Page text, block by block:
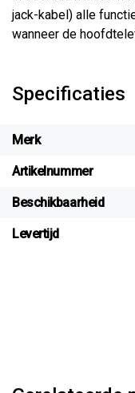
jack-kabel) alle
wanneer de
Specificaties
Merk
Artikelnummer
Beschikbaarheid
Levertijd